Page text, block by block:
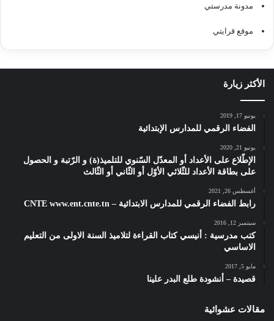
مدونة مدرستي
موقع قرايتي
الأكثر زيارة
يونيو 17, 2019
الفضاء الرقمي للمدارس الإبتدائية
يونيو 21, 2020
الإطّلاع على الأعداد أو المعدّل السّنوي للتلميذ(ة) و الرّتبة و الحصول
على بطاقة الأعداد للثّلاثي الأوّل أو الثّاني أو الثّالث
أغسطس 26, 2021
رابط الفضاء الرقمي للمدارس الابتدائية – CNTE www.ent.cnte.tn
سبتمبر 12, 2016
كتب مدرسية : أنيسي كتاب القراءة لتلاميذ السنة الاولى من التعليم
الاساسي
مايو 5, 2017
قصيدة – أنشودة طلع البدر علينا
مقالات عشوائية